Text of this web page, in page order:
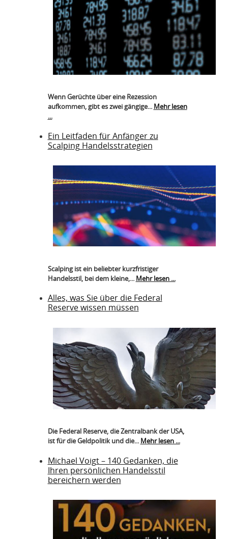
Wenn Gerüchte über eine Rezession
aufkommen, gibt es zwei gängige... Mehr lesen
...
Ein Leitfaden für Anfänger zu
Scalping Handelsstrategien
Scalping ist ein beliebter kurzfristiger
Handelsstil, bei dem kleine,... Mehr lesen ...
Alles, was Sie über die Federal
Reserve wissen müssen
Die Federal Reserve, die Zentralbank der USA,
ist für die Geldpolitik und die... Mehr lesen ...
Michael Voigt – 140 Gedanken, die
Ihren persönlichen Handelsstil
bereichern werden